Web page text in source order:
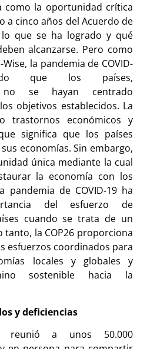
como la oportunidad crítica
a cinco años del Acuerdo de
lo que se ha logrado y qué
alcanzarse. Pero como
la pandemia de COVID-
que los países,
no se hayan centrado
objetivos establecidos. La
trastornos económicos y
significa que los países
economías. Sin embargo,
única mediante la cual
la economía con los
pandemia de COVID-19 ha
del esfuerzo de
cuando se trata de un
la COP26 proporciona
esfuerzos coordinados para
locales y globales y
sostenible hacia la
y deficiencias
reunió a unos 50.000